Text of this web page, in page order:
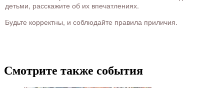
детьми, расскажите об их впечатлениях.
Будьте корректны, и соблюдайте правила приличия.
Смотрите также события